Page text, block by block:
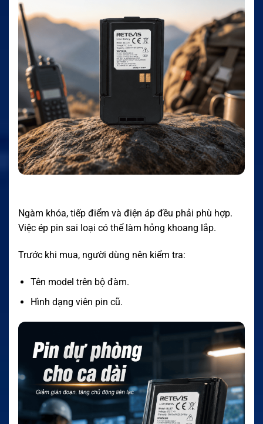
Ngàm khóa, tiếp điểm và điện áp đều phải phù hợp.
Việc ép pin sai loại có thể làm hỏng khoang lắp.
Trước khi mua, người dùng nên kiểm tra:
Tên model trên bộ đàm.
Hình dạng viên pin cũ.